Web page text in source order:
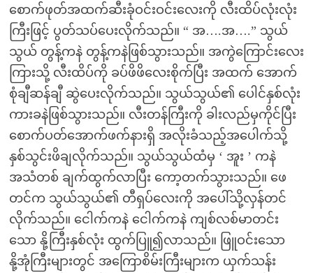
စောက်ဖုတ်အထက်ဆီးခုံဝင်းဝင်းလေးကို လီးထိပ်လုံးလုံး
ကြီးဖြင့် ပွတ်သပ်ပေးလိုက်သည်။ “ အ….အ….” သွယ်
သွယ် တွန့်ကနဲ တွန့်ကနဲဖြစ်သွားသည်။ အကွဲကြောင်းလေး
ကြားသို့ လီးထိပ်ကို ခပ်ဖိဖိလေးစိုက်ပြီး အထက် အောက်
စုံချီဆန်ချီ ဆွဲပေးလိုက်သည်။ သွယ်သွယ်၏ ပေါင်နှစ်လုံး
ကားခနဲဖြစ်သွားသည်။ လီးတန်ကြီးကို ခါးလည်မှကိုင်ပြီး
စောက်ပတ်အောက်ဖက်နားရှိ အလိုးခံသည့်အပေါက်သို့
နှစ်သွင်းဖိချလိုက်သည်။ သွယ်သွယ်ထံမှ ‘ အူး ’ ကနဲ
အသံတစ် ချက်ထွက်လာပြီး ကော့တက်သွားသည်။ ဖေ
တင်က သွယ်သွယ်၏ တီရှပ်လေးကို အပေါ်သို့လှန်တင်
လိုက်သည်။ ငေါက်ကနဲ ငေါက်ကနဲ ကျစ်လစ်မာတင်း
သော နို့ကြီးနှစ်လုံး ထွက်ပြူ၍လာသည်။ ဖြူဝင်းသော
နို့အုံကြီးများတွင် အကြောစိမ်းကြီးများက ယှက်သန်း